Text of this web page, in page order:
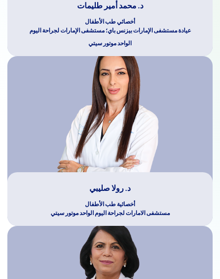
د. محمد أمير طليمات
أخصائي طب الأطفال
عيادة مستشفى الإمارات بيزنس باي؛ مستشفى الإمارات لجراحة اليوم
الواحد موتور سيتي
د. رولا صليبي
أخصائية طب الأطفال
مستشفى الامارات لجراحة اليوم الواحد موتور سيتي